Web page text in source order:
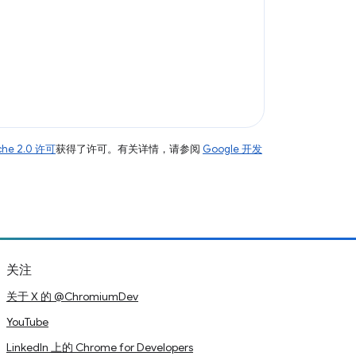
2.0 许可获得了许可。有关详情，请参阅 Google 开发
关注
关于 X 的 @ChromiumDev
YouTube
LinkedIn 上的 Chrome for Developers